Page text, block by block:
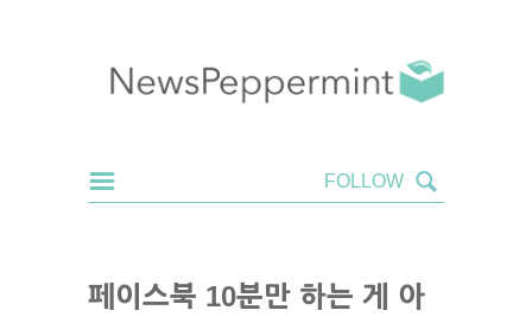
페이스북 10분만 하는 게 아